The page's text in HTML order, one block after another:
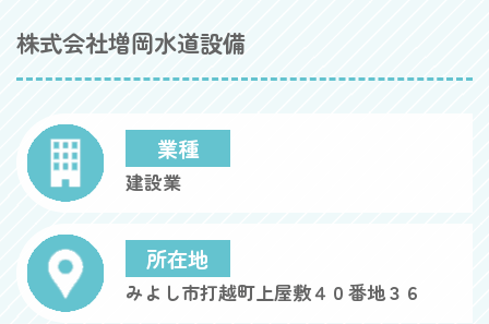
株式会社増岡水道設備
業種
建設業
所在地
みよし市打越町上屋敷４０番地３６